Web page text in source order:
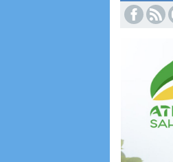
والمحكمة الدستورية تعلن شغور